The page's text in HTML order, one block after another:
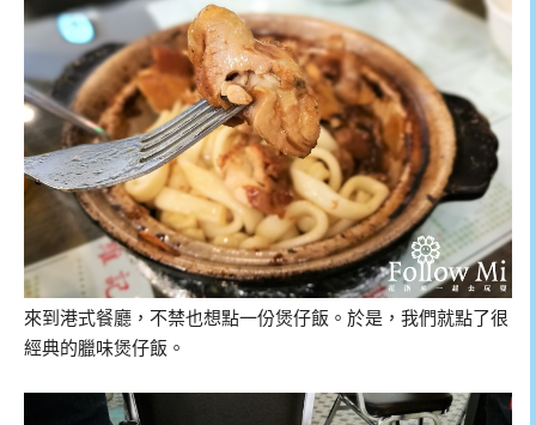
來到港式餐廳，不禁也想點一份煲仔飯。於是，我們就點了很
經典的臘味煲仔飯。